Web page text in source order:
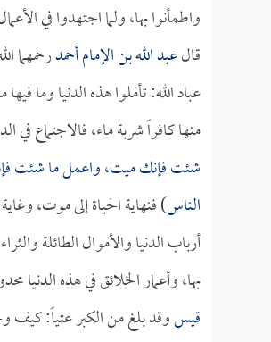
واطمأنوا بها، ولما اجتهدوا في
قالعبد الله بن الإمام أحمدرحمهما
عباد الله: تأملوا هذه الدنيا
منها كافراً شربة ماء، فالاجتماع في
شئت فإنك ميت، واعمل ما شئت
الناس) فنهاية الحياة إلى موت،
أرباب الدنيا والأموال الطائلة
بها، وأعمار الخلائق في هذه
قيسوقد بلغ من الكبر عتياً: كيف